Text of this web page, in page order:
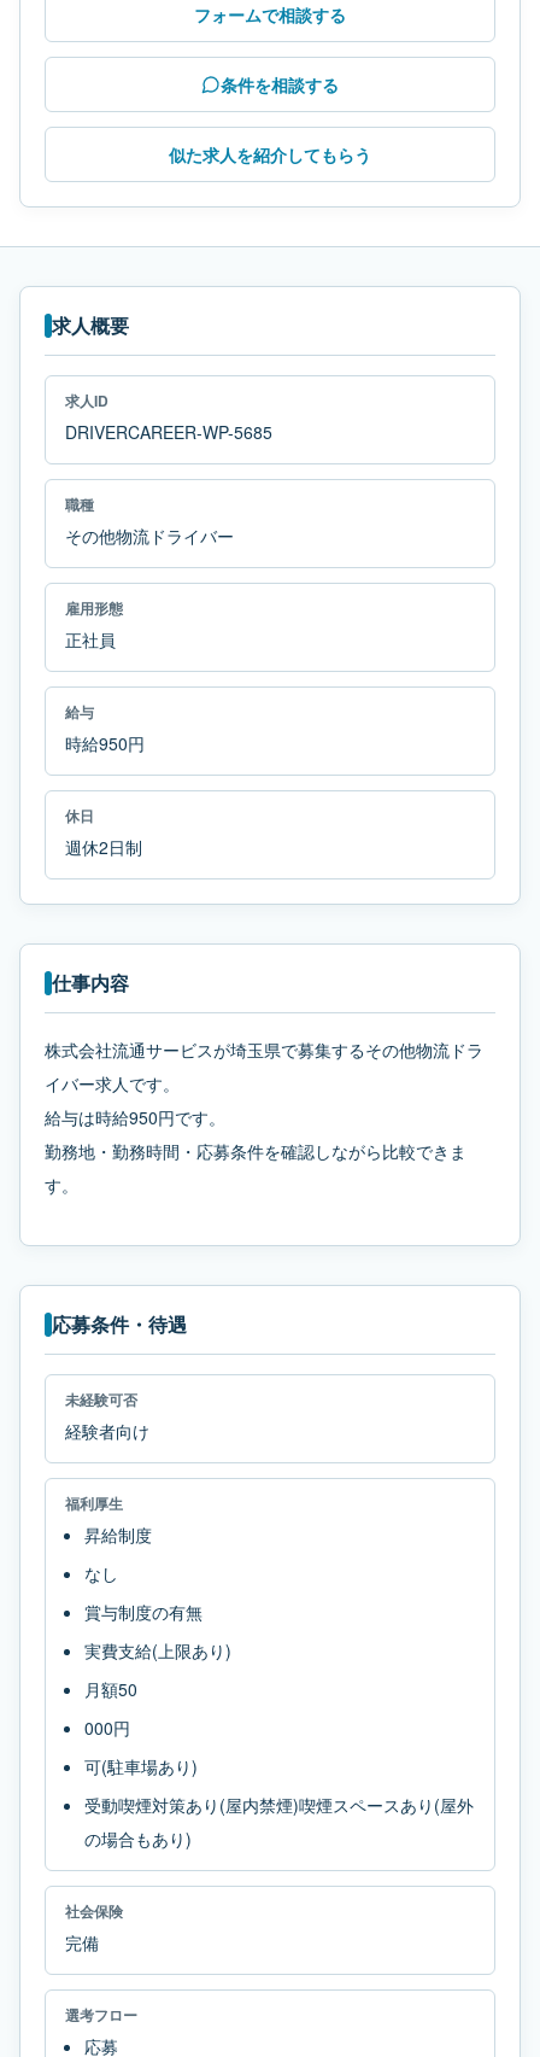
フォームで相談する
条件を相談する
似た求人を紹介してもらう
求人概要
求人ID
DRIVERCAREER-WP-5685
職種
その他物流ドライバー
雇用形態
正社員
給与
時給950円
休日
週休2日制
仕事内容
株式会社流通サービスが埼玉県で募集するその他物流ドラ
イバー求人です。
給与は時給950円です。
勤務地・勤務時間・応募条件を確認しながら比較できま
す。
応募条件・待遇
未経験可否
経験者向け
福利厚生
昇給制度
なし
賞与制度の有無
実費支給(上限あり)
月額50
000円
可(駐車場あり)
受動喫煙対策あり(屋内禁煙)喫煙スペースあり(屋外
の場合もあり)
社会保険
完備
選考フロー
応募